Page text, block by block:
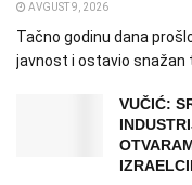
AVGUST 9, 2026
Tačno godinu dana
javnost i ostavio snažan
VUČIĆ: